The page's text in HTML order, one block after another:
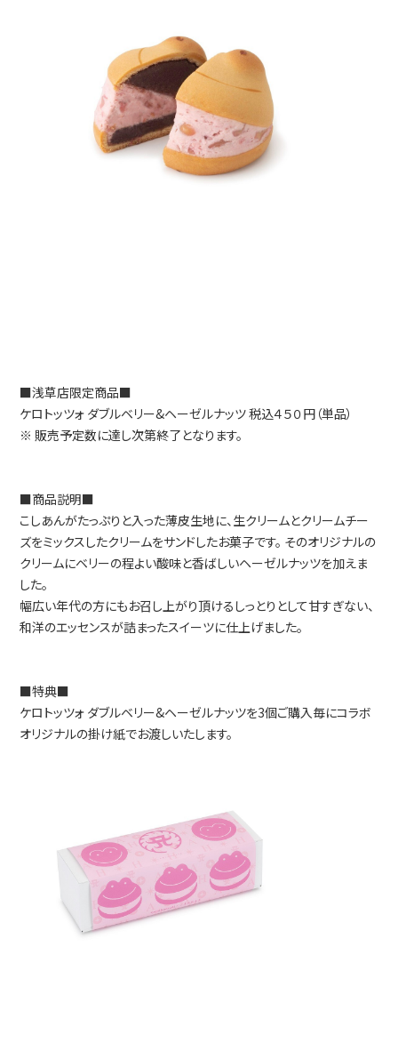
■浅草店限定商品■
ケロトッツォ ダブルベリー&ヘーゼルナッツ 税込４５０円（単品）
※ 販売予定数に達し次第終了となります。
■商品説明■
こしあんがたっぷりと入った薄皮生地に、生クリームとクリームチー
ズをミックスしたクリームをサンドしたお菓子です。 そのオリジナルの
クリームにベリーの程よい酸味と香ばしいヘーゼルナッツを加えま
した。
幅広い年代の方にもお召し上がり頂けるしっとりとして甘すぎない、
和洋のエッセンスが詰まったスイーツに仕上げました。
■特典■
ケロトッツォ ダブルベリー&ヘーゼルナッツを3個ご購入毎にコラボ
オリジナルの掛け紙でお渡しいたします。